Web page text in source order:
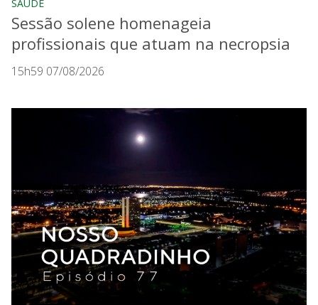
SAÚDE
Sessão solene homenageia
profissionais que atuam na necropsia
15h59 07/08/2026